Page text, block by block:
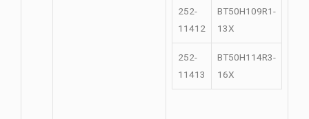
252-
11412
BT50H109R1-
13X
252-
11413
ВТ50Н114R3-
16X